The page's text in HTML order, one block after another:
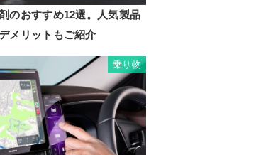
のおすすめ12選。人気製品
メリットもご紹介
乗り物